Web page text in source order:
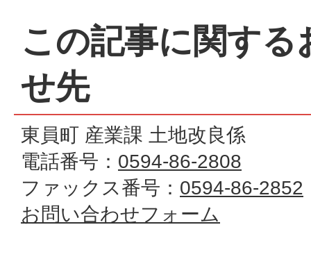
この記事に関する
せ先
東員町 産業課 土地改良係
電話番号： 0594-86-2808
ファックス番号： 0594-86-2852
お問い合わせフォーム